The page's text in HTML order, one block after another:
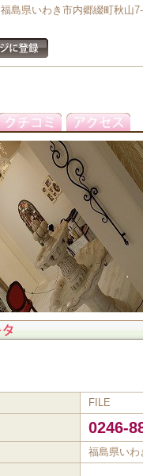
福島県いわき市内郷綴町秋山
FILE
0246-
福島県いわ